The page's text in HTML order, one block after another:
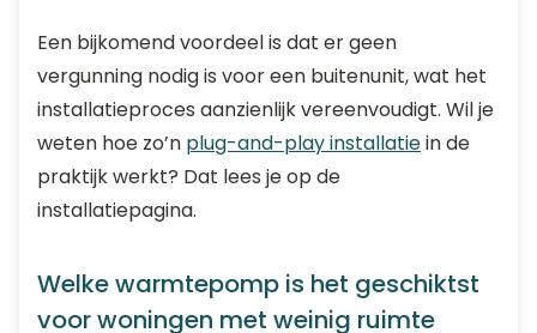
Een bijkomend voordeel is dat er geen
vergunning nodig is voor een buitenunit, wat het
installatieproces aanzienlijk vereenvoudigt. Wil je
weten hoe zo’n plug-and-play installatiein de
praktijk werkt? Dat lees je op de
installatiepagina.
Welke warmtepomp is het geschiktst
voor woningen met weinig ruimte